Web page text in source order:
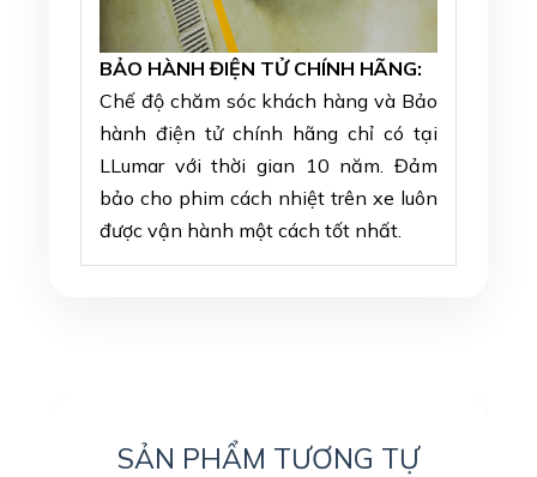
BẢO HÀNH ĐIỆN TỬ CHÍNH HÃNG:
Chế độ chăm sóc khách hàng và Bảo
hành điện tử chính hãng chỉ có tại
LLumar với thời gian 10 năm. Đảm
bảo cho phim cách nhiệt trên xe luôn
được vận hành một cách tốt nhất.
SẢN PHẨM TƯƠNG TỰ